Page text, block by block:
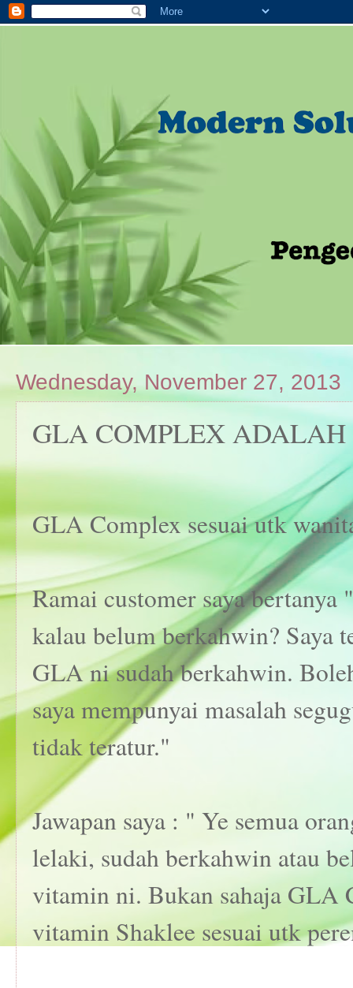
Wednesday, November 27, 2013
GLA COMPLEX
GLA Complex sesuai utk
Ramai customer saya
kalau belum berkahwin? Saya
GLA ni sudah berkahwin.
saya mempunyai masalah
tidak teratur."
Jawapan saya : " Ye semua
lelaki, sudah berkahwin atau
vitamin ni. Bukan sahaja GLA
vitamin Shaklee sesuai utk